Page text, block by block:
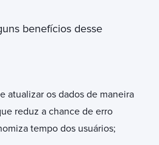
benefícios desse
atualizar os dados de maneira
reduz a chance de erro
tempo dos usuários;